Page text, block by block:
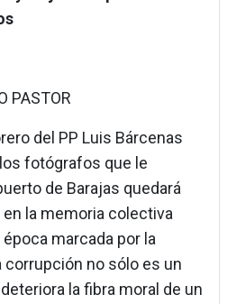
PASTOR
del PP Luis Bárcenas
fotógrafos que le
de Barajas quedará
la memoria colectiva
marcada por la
no sólo es un
la fibra moral de un